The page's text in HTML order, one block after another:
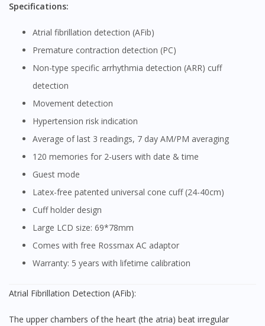
Specifications:
Atrial fibrillation detection (AFib)
Premature contraction detection (PC)
Non-type specific arrhythmia detection (ARR) cuff
detection
Movement detection
Hypertension risk indication
Average of last 3 readings, 7 day AM/PM averaging
120 memories for 2-users with date & time
Guest mode
Latex-free patented universal cone cuff (24-40cm)
Cuff holder design
Large LCD size: 69*78mm
Comes with free Rossmax AC adaptor
Warranty: 5 years with lifetime calibration
Atrial Fibrillation Detection (AFib):
The upper chambers of the heart (the atria) beat irregular